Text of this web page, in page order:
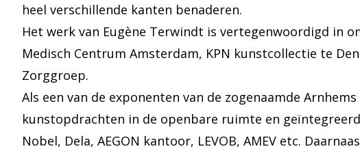
heel verschillende kanten benaderen.
Het werk van Eugène Terwindt is vertegenwoordigd in
Medisch Centrum Amsterdam, KPN kunstcollectie te
Zorggroep.
Als een van de exponenten van de zogenaamde
kunstopdrachten in de openbare ruimte en
Nobel, Dela, AEGON kantoor, LEVOB, AMEV etc.